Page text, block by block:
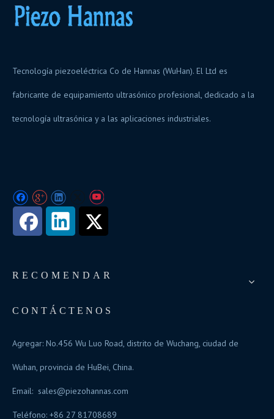
Tecnología piezoeléctrica Co de Hannas (WuHan). El Ltd es
fabricante de equipamiento ultrasónico profesional, dedicado a la
tecnología ultrasónica y a las aplicaciones industriales.
RECOMENDAR
CONTÁCTENOS
Agregar: No.456 Wu Luo Road, distrito de Wuchang, ciudad de
Wuhan, provincia de HuBei, China.
Email: sales@piezohannas.com
Teléfono: +86 27 81708689